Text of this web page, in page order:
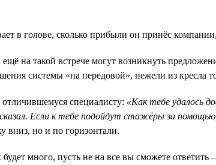
в голове, сколько прибыли он принёс
на такой встрече могут возникнуть
системы «на передовой», нежели из кресла
отличившемуся специалисту: «Как тебе удалось
Если к тебе подойдут стажёры за
вниз, но и по горизонтали.
много, пусть не на все вы сможете ответить